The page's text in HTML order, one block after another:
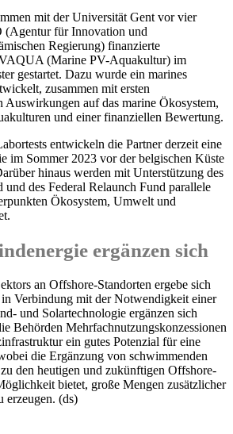
mit der Universität Gent vor vier
(Agentur für Innovation und
Regierung) finanzierte
(Marine PV-Aquakultur) im
gestartet. Dazu wurde ein marines
zusammen mit ersten
Auswirkungen auf das marine Ökosystem,
und einer finanziellen Bewertung.
entwickeln die Partner derzeit eine
im Sommer 2023 vor der belgischen Küste
hinaus werden mit Unterstützung des
des Federal Relaunch Fund parallele
Ökosystem, Umwelt und
ergänzen sich
an Offshore-Standorten ergebe sich
Verbindung mit der Notwendigkeit einer
und Solartechnologie ergänzen sich
Behörden Mehrfachnutzungskonzessionen
ein gutes Potenzial für eine
die Ergänzung von schwimmenden
den heutigen und zukünftigen Offshore-
bietet, große Mengen zusätzlicher
erzeugen. (ds)